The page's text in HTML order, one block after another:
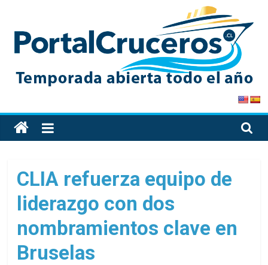
content
PortalCruceros
Toda
la
de
cruceros
un
solo
sitio
CLIA refuerza equipo de
liderazgo con dos
nombramientos clave en
Bruselas